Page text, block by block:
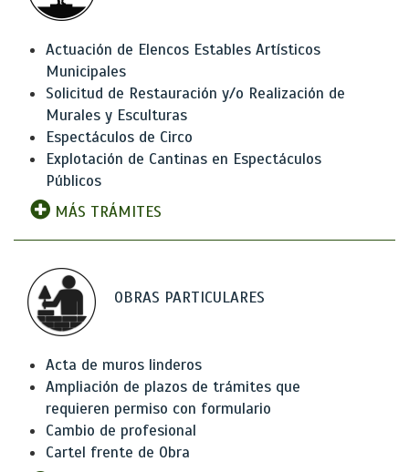
Actuación de Elencos Estables Artísticos
Municipales
Solicitud de Restauración y/o Realización de
Murales y Esculturas
Espectáculos de Circo
Explotación de Cantinas en Espectáculos
Públicos
MÁS TRÁMITES
OBRAS PARTICULARES
Acta de muros linderos
Ampliación de plazos de trámites que
requieren permiso con formulario
Cambio de profesional
Cartel frente de Obra